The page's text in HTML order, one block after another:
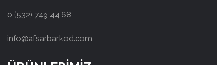
0 (532) 749 44 68
info@afsarbarkod.com